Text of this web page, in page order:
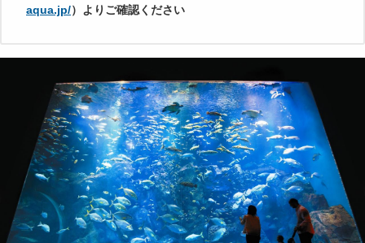
aqua.jp/）よりご確認ください